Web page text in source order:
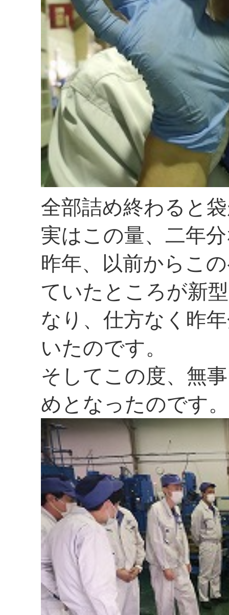
全部詰め終わると
実はこの量、二年
昨年、以前からこ
ていたところが新
なり、仕方なく昨
いたのです。
そしてこの度、無
めとなったのです。